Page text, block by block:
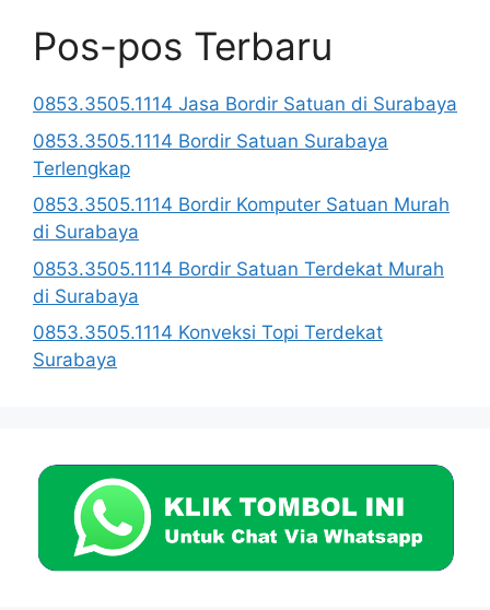
Pos-pos Terbaru
0853.3505.1114 Jasa Bordir Satuan di Surabaya
0853.3505.1114 Bordir Satuan Surabaya
Terlengkap
0853.3505.1114 Bordir Komputer Satuan Murah
di Surabaya
0853.3505.1114 Bordir Satuan Terdekat Murah
di Surabaya
0853.3505.1114 Konveksi Topi Terdekat
Surabaya